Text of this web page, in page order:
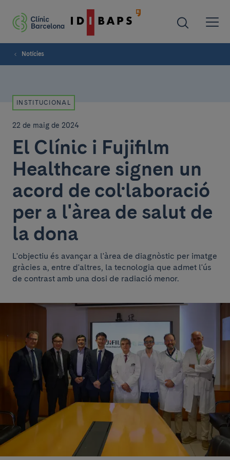
Notícies
INSTITUCIONAL
22 de maig de 2024
El Clínic i Fujifilm
Healthcare signen un
acord de col·laboració
per a l'àrea de salut de
la dona
L'objectiu és avançar a l'àrea de diagnòstic per imatge
gràcies a, entre d'altres, la tecnologia que admet l'ús
de contrast amb una dosi de radiació menor.